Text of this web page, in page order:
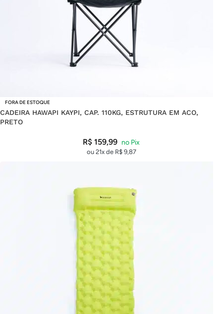
FORA DE ESTOQUE
CADEIRA HAWAPI KAYPI, CAP. 110KG, ESTRUTURA EM ACO,
PRETO
R$159,99
ou 21x de R$9,87